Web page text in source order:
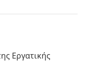
Εργατικής